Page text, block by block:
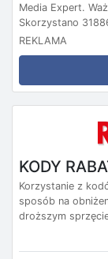
Media Expert.
Skorzystano
REKLAMA
KODY
Korzystanie z
sposób na
droższym